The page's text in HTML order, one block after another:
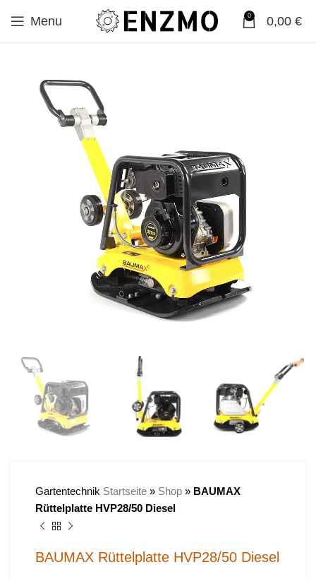
Menu 0 0,00 €
Gartentechnik Startseite » Shop » BAUMAX
Rüttelplatte HVP28/50 Diesel
BAUMAX Rüttelplatte HVP28/50 Diesel